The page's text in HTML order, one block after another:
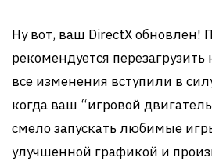
Ну вот, ваш DirectX обновлен!
рекомендуется
все изменения вступили в
когда ваш “игровой
смело запускать любимые
улучшенной графикой и